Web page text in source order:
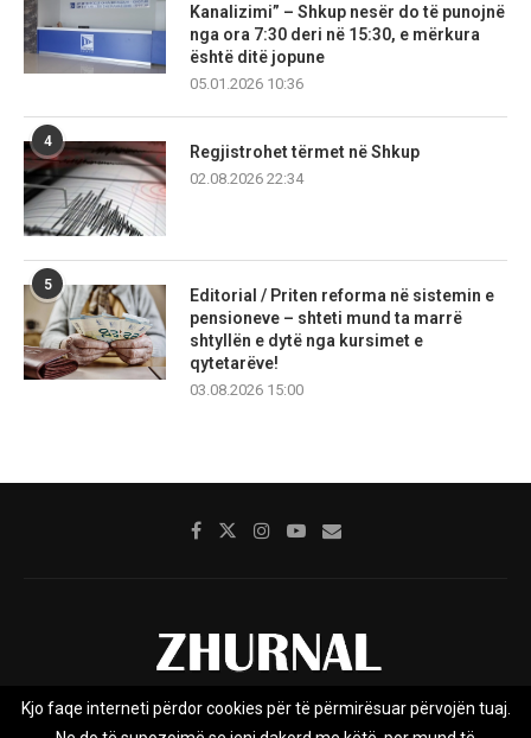
Kanalizimi” – Shkup nesër do të punojnë
nga ora 7:30 deri në 15:30, e mërkura
është ditë jopune
05.01.2026 10:36
4
Regjistrohet tërmet në Shkup
02.08.2026 22:34
5
Editorial / Priten reforma në sistemin e
pensioneve – shteti mund ta marrë
shtyllën e dytë nga kursimet e
qytetarëve!
03.08.2026 15:00
Rreth nesh Impresumi Marketing Kontakt
Kjo faqe interneti përdor cookies për të përmirësuar përvojën tuaj.